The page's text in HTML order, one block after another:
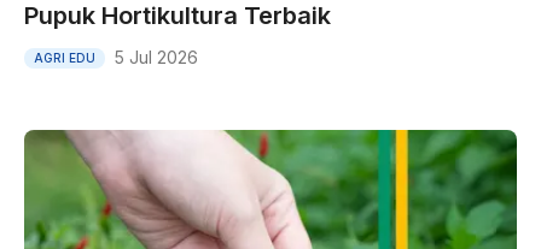
Pupuk Hortikultura Terbaik
AGRI EDU 5 Jul 2026